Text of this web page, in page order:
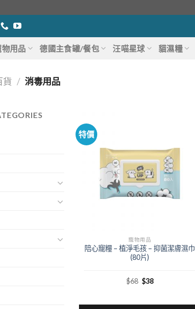
物用品 德國主食罐/餐包 汪喵星球 貓濕糧
貨 / 消毒用品
特價
寵物用品
陪心寵糧 – 植淨毛孩 – 抑菌潔膚濕巾
(80片)
$68 $38